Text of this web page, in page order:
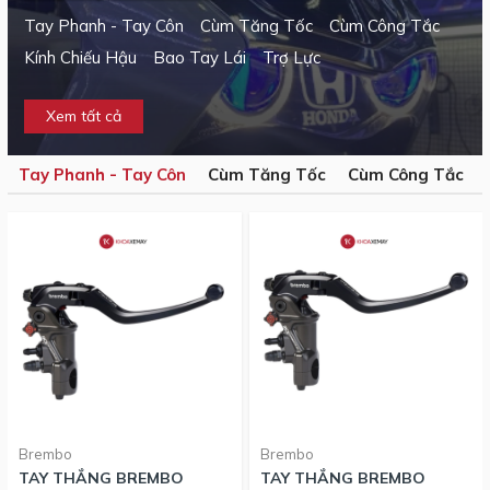
Tay Phanh - Tay Côn Cùm Tăng Tốc
Cùm Công Tắc
Kính Chiếu Hậu
Bao Tay Lái Trợ Lực
Xem tất cả
Tay Phanh - Tay Côn Cùm Tăng Tốc Cùm Công Tắc
Brembo
TAY THẮNG BREMBO
Brembo
TAY THẮNG BREMBO